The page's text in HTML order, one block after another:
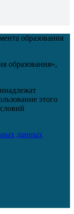
образования
образования»,
этого
данных